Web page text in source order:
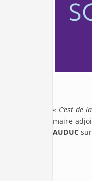
« C’est de
maire-
AUDUC